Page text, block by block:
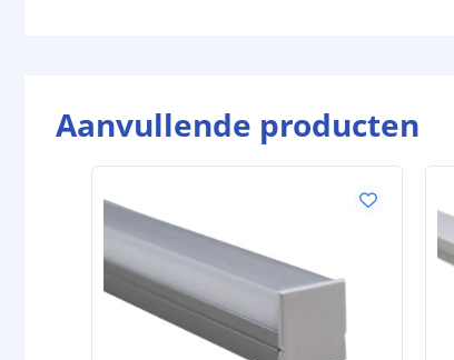
Aanvullende producten